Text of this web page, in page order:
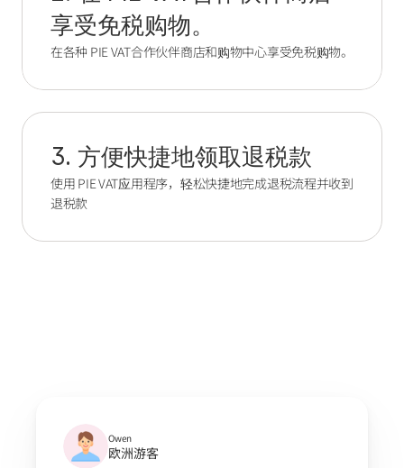
享受免税购物。
在各种 PIE VAT合作伙伴商店和购物中心享受免税购物。
3. 方便快捷地领取退税款
使用 PIE VAT应用程序，轻松快捷地完成退税流程并收到
退税款
Owen
欧洲游客